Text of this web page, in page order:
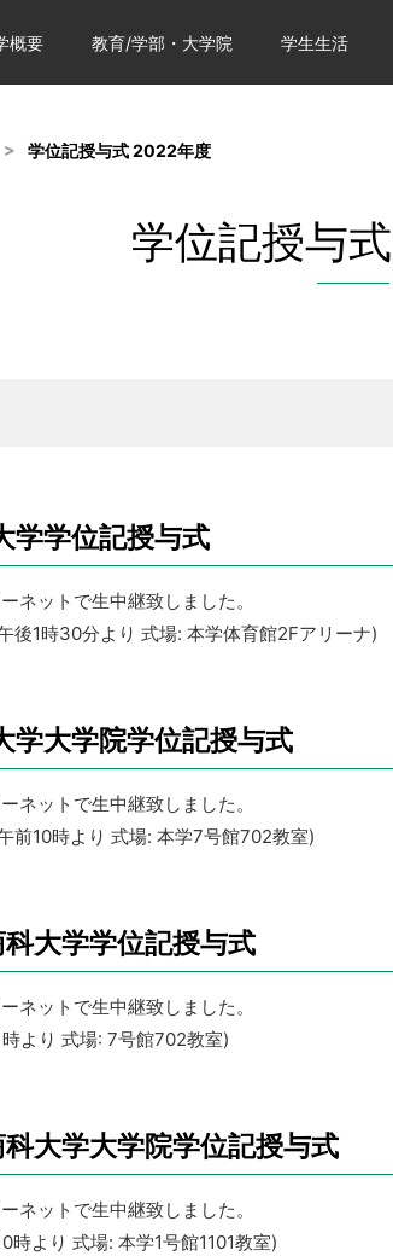
概要 教育/学部・大学院 学生生活
学位記授与式 2022年度
学位記授与
学学位記授与式
ネットで生中継致しました。
後1時30分より 式場: 本学体育館2Fアリーナ)
大学院学位記授与式
ネットで生中継致しました。
前10時より 式場: 本学7号館702教室)
大学学位記授与式
ネットで生中継致しました。
より 式場: 7号館702教室)
大学大学院学位記授与式
ネットで生中継致しました。
より 式場: 本学1号館1101教室)